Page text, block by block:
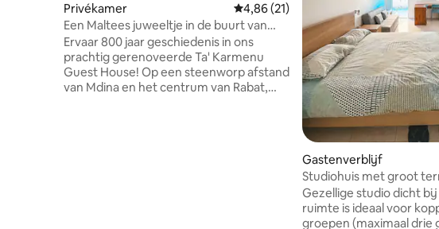
Privékamer Gemiddelde beoordeling van 4,86 op
4,86 (21)
Een Maltees juweeltje in de buurt van
Mdina
Ervaar 800 jaar geschiedenis in ons
prachtig gerenoveerde Ta' Karmenu
Guest House! Op een steenworp afstand
van Mdina en het centrum van Rabat,
Gastenverblijf
Studiohuis met groot
van St Julians
Gezellige studio dicht bij
ruimte is ideaal voor
groepen (maximaal drie